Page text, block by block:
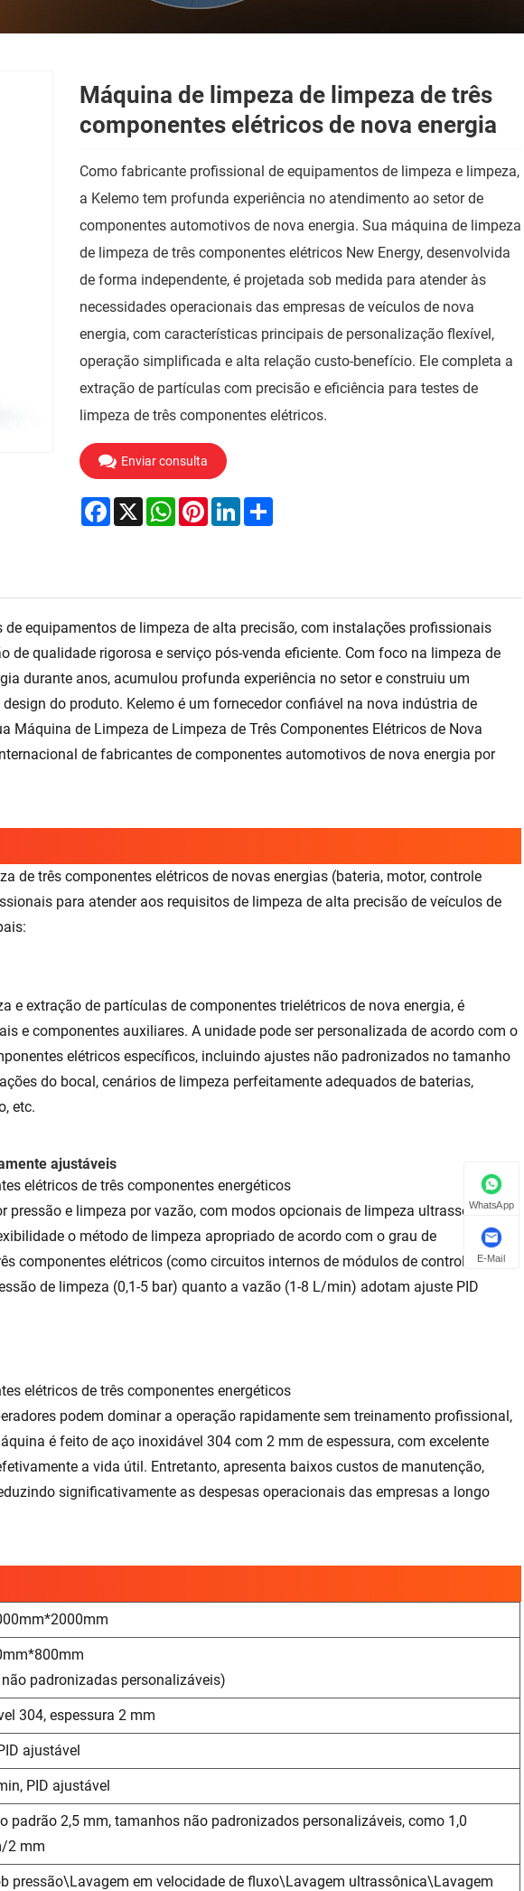
Máquina de limpeza de limpeza de três
componentes elétricos de nova energia
Como fabricante profissional de equipamentos de limpeza e limpeza,
a Kelemo tem profunda experiência no atendimento ao setor de
componentes automotivos de nova energia. Sua máquina de limpeza
de limpeza de três componentes elétricos New Energy, desenvolvida
de forma independente, é projetada sob medida para atender às
necessidades operacionais das empresas de veículos de nova
energia, com características principais de personalização flexível,
operação simplificada e alta relação custo-benefício. Ele completa a
extração de partículas com precisão e eficiência para testes de
limpeza de três componentes elétricos.
Enviar consulta
Facebook
X WhatsApp
PinterestLinkedInShare
de equipamentos de limpeza de alta precisão, com instalações profissionais
de qualidade rigorosa e serviço pós-venda eficiente. Com foco na limpeza de
durante anos, acumulou profunda experiência no setor e construiu um
do produto. Kelemo é um fornecedor confiável na nova indústria de
Máquina de Limpeza de Limpeza de Três Componentes Elétricos de Nova
de fabricantes de componentes automotivos de nova energia por
de três componentes elétricos de novas energias (bateria, motor, controle
para atender aos requisitos de limpeza de alta precisão de veículos de
e extração de partículas de componentes trielétricos de nova energia, é
e componentes auxiliares. A unidade pode ser personalizada de acordo com o
elétricos específicos, incluindo ajustes não padronizados no tamanho
do bocal, cenários de limpeza perfeitamente adequados de baterias,
etc.
ajustáveis
elétricos de três componentes energéticos
e limpeza por vazão, com modos opcionais de limpeza ultrassônica e
o método de limpeza apropriado de acordo com o grau de
componentes elétricos (como circuitos internos de módulos de controle
de limpeza (0,1-5 bar) quanto a vazão (1-8 L/min) adotam ajuste PID
elétricos de três componentes energéticos
podem dominar a operação rapidamente sem treinamento profissional,
é feito de aço inoxidável 304 com 2 mm de espessura, com excelente
a vida útil. Entretanto, apresenta baixos custos de manutenção,
significativamente as despesas operacionais das empresas a longo
padronizadas personalizáveis)
304, espessura 2 mm
ajustável
PID ajustável
padrão 2,5 mm, tamanhos não padronizados personalizáveis, como 1,0
2 mm
pressão\Lavagem em velocidade de fluxo\Lavagem ultrassônica\Lavagem
WhatsApp
E-Mail